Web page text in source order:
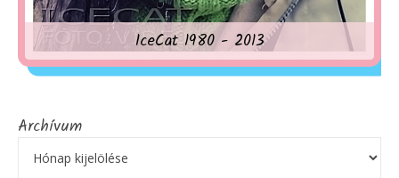
IceCat 1980 - 2013
Archívum